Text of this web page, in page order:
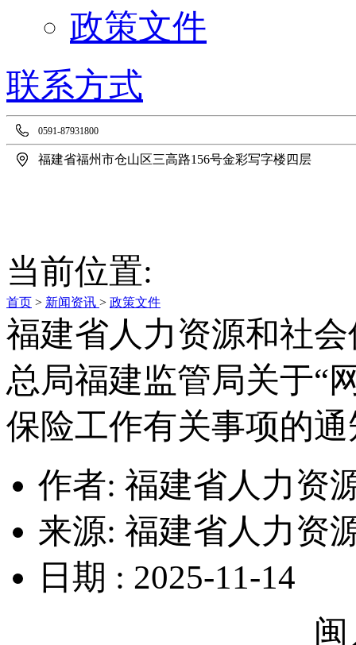
政策文件
联系方式
0591-87931800
福建省福州市仓山区三高路156号金彩写字楼四层
当前位置:
首页 > 新闻资讯 > 政策文件
福建省人力资源和社
总局福建监管局关于“
保险工作有关事项的通
作者: 福建省人力资
来源: 福建省人力资
日期 : 2025-11-14